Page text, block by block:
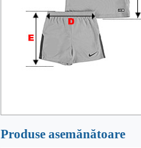
Produse asemănătoare